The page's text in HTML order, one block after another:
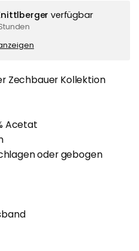
verfügbar
Zechbauer Kollektion
Acetat
oder gebogen